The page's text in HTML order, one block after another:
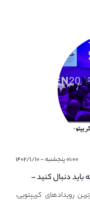
۰۱:۰۰ پنجشنبه - ۱۴۰۲/۱/۱۰
رویداد های کریپتویی ۲۰۲۳ که باید دنبال کنید –
رویدادهای کریپتویی،